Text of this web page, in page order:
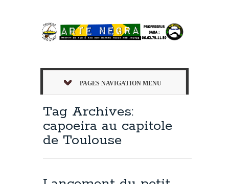
PAGES NAVIGATION MENU
Tag Archives:
capoeira au capitole
de Toulouse